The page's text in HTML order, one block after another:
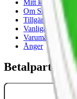
Mitt konto
Om Snuset.se
Vanliga frågor
Varumärken
Ånger
Betalpartner